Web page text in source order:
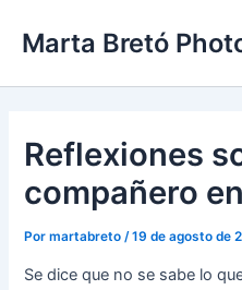
Marta Bretó
Reflexiones
compañero
Pormartabreto /19 de agosto de
Se dice que no se sabe lo
de